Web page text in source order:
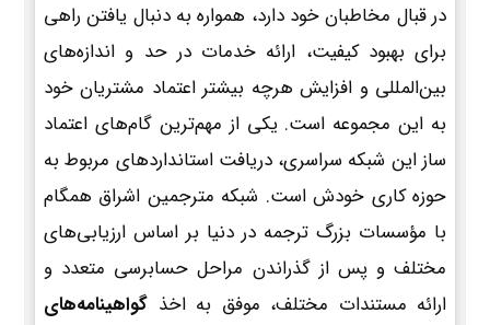
در قبال مخاطبان خود دارد، همواره به دنبال یافتن راهی
برای بهبود کیفیت، ارائه خدمات در حد و اندازه‌های
بین‌المللی و افزایش هرچه بیشتر اعتماد مشتریان خود
به این مجموعه است. یکی از مهم‌ترین گام‌های اعتماد
ساز این شبکه سراسری، دریافت استانداردهای مربوط به
حوزه کاری خودش است. شبکه مترجمین اشراق همگام
با مؤسسات بزرگ ترجمه در دنیا بر اساس ارزیابی‌های
مختلف و پس از گذراندن مراحل حسابرسی متعدد و
ارائه مستندات مختلف، موفق به اخذ گواهینامه‌های